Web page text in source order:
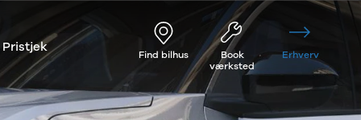
Pristjek Find bilhus
Book
værksted
Erhverv